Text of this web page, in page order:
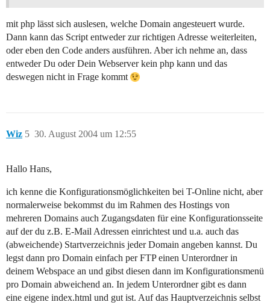
mit php lässt sich auslesen, welche Domain angesteuert wurde.
Dann kann das Script entweder zur richtigen Adresse weiterleiten,
oder eben den Code anders ausführen. Aber ich nehme an, dass
entweder Du oder Dein Webserver kein php kann und das
deswegen nicht in Frage kommt
Wiz 30. August 2004 um 12:55
5
Hallo Hans,
ich kenne die Konfigurationsmöglichkeiten bei T-Online nicht, aber
normalerweise bekommst du im Rahmen des Hostings von
mehreren Domains auch Zugangsdaten für eine Konfigurationsseite
auf der du z.B. E-Mail Adressen einrichtest und u.a. auch das
(abweichende) Startverzeichnis jeder Domain angeben kannst. Du
legst dann pro Domain einfach per FTP einen Unterordner in
deinem Webspace an und gibst diesen dann im Konfigurationsmenü
pro Domain abweichend an. In jedem Unterordner gibt es dann
eine eigene index.html und gut ist. Auf das Hauptverzeichnis selbst